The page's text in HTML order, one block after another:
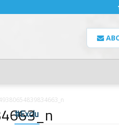
#Exclu